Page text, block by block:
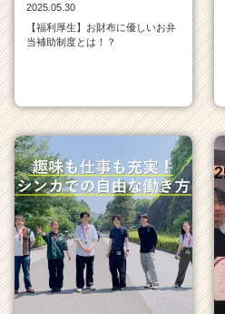
か
ウ
ト
届
く
就
活
サ
イ
ト
チ
2025.05.30
【福利厚生】お財布に優しいお弁
当補助制度とは！？